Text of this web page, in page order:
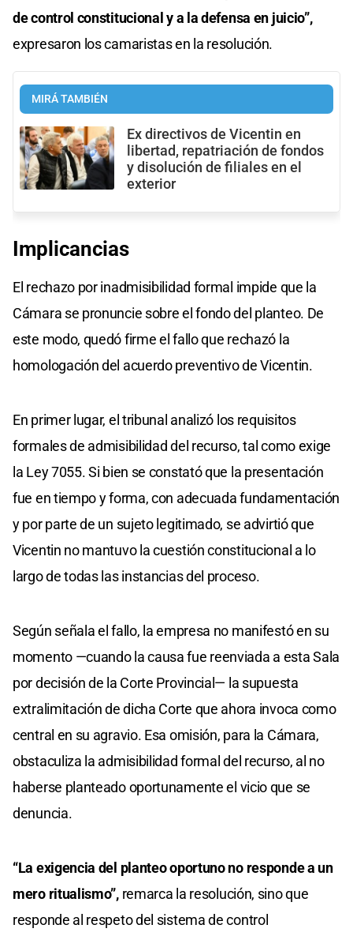
de control constitucional y a la defensa en juicio”,
expresaron los camaristas en la resolución.
MIRÁ TAMBIÉN
Ex directivos de Vicentin en
libertad, repatriación de fondos
y disolución de filiales en el
exterior
Implicancias
El rechazo por inadmisibilidad formal impide que la
Cámara se pronuncie sobre el fondo del planteo. De
este modo, quedó firme el fallo que rechazó la
homologación del acuerdo preventivo de Vicentin.
En primer lugar, el tribunal analizó los requisitos
formales de admisibilidad del recurso, tal como exige
la Ley 7055. Si bien se constató que la presentación
fue en tiempo y forma, con adecuada fundamentación
y por parte de un sujeto legitimado, se advirtió que
Vicentin no mantuvo la cuestión constitucional a lo
largo de todas las instancias del proceso.
Según señala el fallo, la empresa no manifestó en su
momento —cuando la causa fue reenviada a esta Sala
por decisión de la Corte Provincial— la supuesta
extralimitación de dicha Corte que ahora invoca como
central en su agravio. Esa omisión, para la Cámara,
obstaculiza la admisibilidad formal del recurso, al no
haberse planteado oportunamente el vicio que se
denuncia.
“La exigencia del planteo oportuno no responde a un
mero ritualismo”,remarca la resolución, sino que
responde al respeto del sistema de control